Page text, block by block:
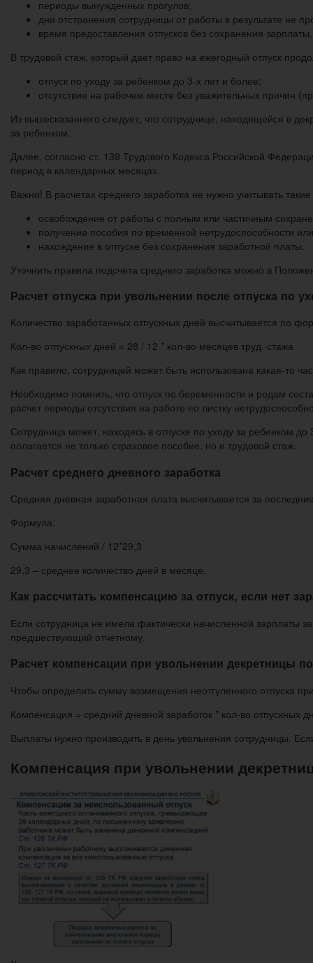
периоды вынужденных прогулов;
дни отстранения сотрудницы от работы в результате не
время предоставления отпусков без сохранения
В трудовой стаж, который дает право на ежегодный отпуск
отпуск по уходу за ребенком до 3-х лет и более;
отсутствие на рабочем месте без уважительных причин
Из вышесказанного следует, что сотруднице, находящейся в
за ребенком.
Далее, согласно ст. 139 Трудового Кодекса Российской
период в календарных месяцах.
Важно! В расчетах среднего заработка не нужно учитывать
освобождение от работы с полным или частичным
получение пособия по временной нетрудоспособности
нахождение в отпуске без сохранения заработной платы.
Уточнить правила подсчета среднего заработка можно в
Расчет отпуска при увольнении после отпуска по
Количество заработанных отпускных дней высчитывается по
Кол-во отпускных дней = 28 / 12 * кол-во месяцев труд. стажа
Как правило, сотрудницей может быть использована какая-то
Необходимо помнить, что отпуск по беременности и родам
расчет периоды отсутствия на работе по листку
Сотрудница может, находясь в отпуске по уходу за ребенком
полагается не только страховое пособие, но и трудовой стаж.
Расчет среднего дневного заработка
Средняя дневная заработная плата высчитывается за
Формула:
Сумма начислений / 12*29,3
29,3 – среднее количество дней в месяце.
Как рассчитать компенсацию за отпуск, если нет
Если сотрудница не имела фактически начисленной зарплаты
предшествующий отчетному.
Расчет компенсации при увольнении декретницы
Чтобы определить сумму возмещения неотгуленного отпуска
Компенсация = средний дневной заработок * кол-во отпускных
Выплаты нужно производить в день увольнения сотрудницы.
Компенсация при увольнении